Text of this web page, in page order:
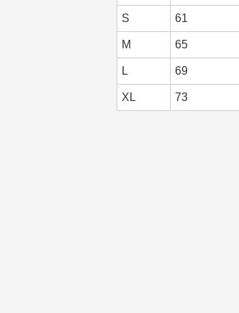
S 61
M 65
L 69
XL 73